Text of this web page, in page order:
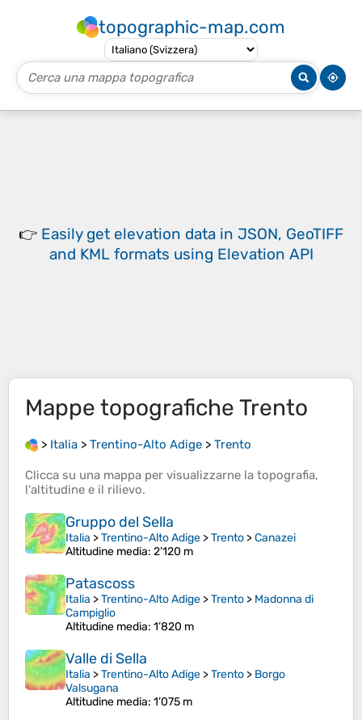
topographic-map.com
👉 Easily get elevation data in JSON, GeoTIFF
and KML formats using Elevation API
Mappe topografiche Trento
> Italia > Trentino-Alto Adige > Trento
Clicca su una mappa per visualizzarne la topografia,
l'altitudine e il rilievo.
Gruppo del Sella
Italia >Trentino-Alto Adige >Trento >Canazei
Altitudine media: 2’120 m
Patascoss
Italia >Trentino-Alto Adige >Trento > Madonna di
Campiglio
Altitudine media: 1’820 m
Valle di Sella
Italia >Trentino-Alto Adige >Trento > Borgo
Valsugana
Altitudine media: 1’075 m